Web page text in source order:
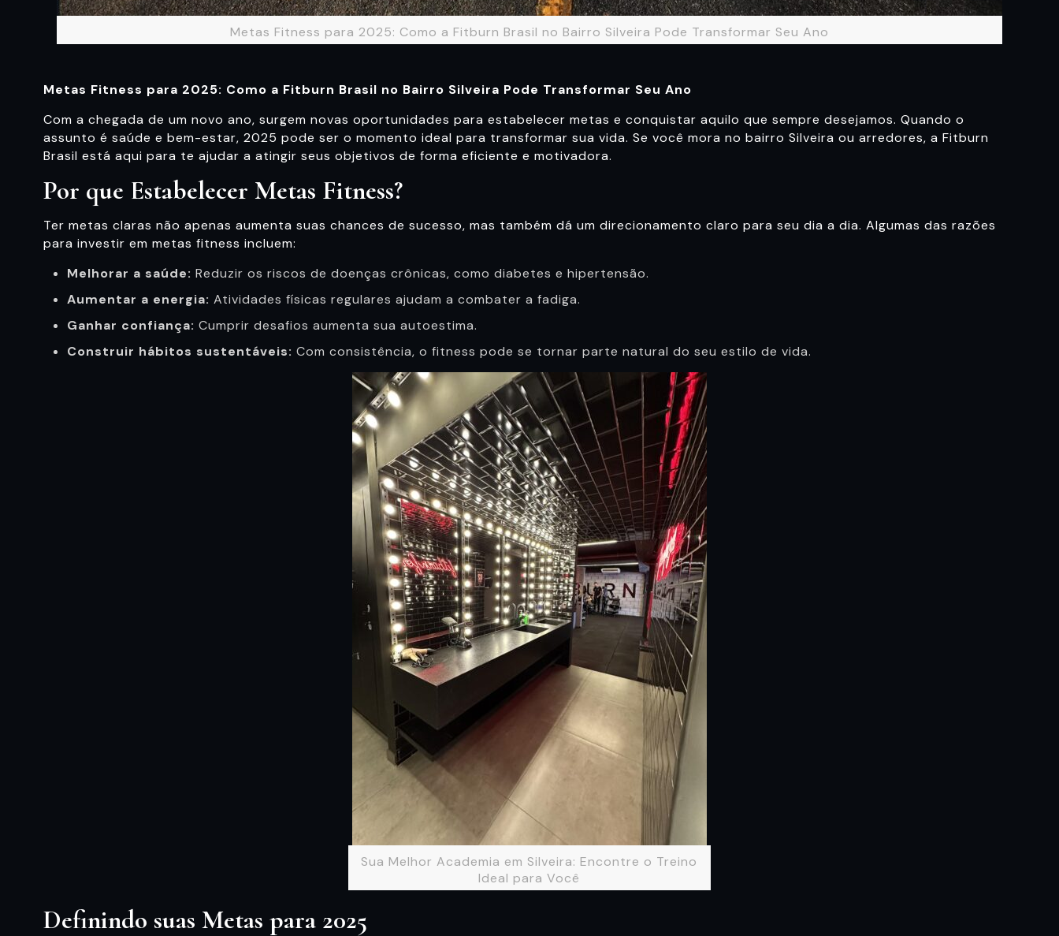
Metas Fitness para 2025: Como a Fitburn Brasil no Bairro Silveira Pode Transformar Seu Ano
Metas Fitness para 2025: Como a Fitburn Brasil no Bairro Silveira Pode Transformar Seu Ano
Com a chegada de um novo ano, surgem novas oportunidades para estabelecer metas e conquistar aquilo que sempre desejamos. Quando o
assunto é saúde e bem-estar, 2025 pode ser o momento ideal para transformar sua vida. Se você mora no bairro Silveira ou arredores, a Fitburn
Brasil está aqui para te ajudar a atingir seus objetivos de forma eficiente e motivadora.
Por que Estabelecer Metas Fitness?
Ter metas claras não apenas aumenta suas chances de sucesso, mas também dá um direcionamento claro para seu dia a dia. Algumas das razões
para investir em metas fitness incluem:
Melhorar a saúde: Reduzir os riscos de doenças crônicas, como diabetes e hipertensão.
Aumentar a energia: Atividades físicas regulares ajudam a combater a fadiga.
Ganhar confiança: Cumprir desafios aumenta sua autoestima.
Construir hábitos sustentáveis: Com consistência, o fitness pode se tornar parte natural do seu estilo de vida.
Sua Melhor Academia em Silveira: Encontre o Treino
Ideal para Você
Definindo suas Metas para 2025